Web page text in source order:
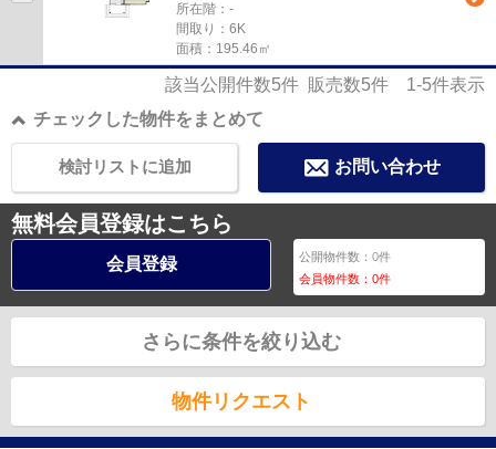
所在階：-
間取り：6K
面積：195.46㎡
該当公開件数5件 販売数5件 1-5件表示
チェックした物件をまとめて
お問い合わせ
検討リストに追加
無料会員登録はこちら
会員登録 公開物件数：0件
会員物件数：0件
さらに条件を絞り込む
物件リクエスト